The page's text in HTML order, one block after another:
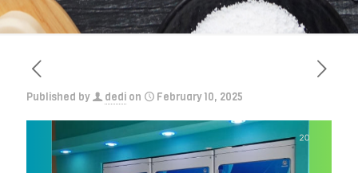
Published by dedi on February 10, 2025